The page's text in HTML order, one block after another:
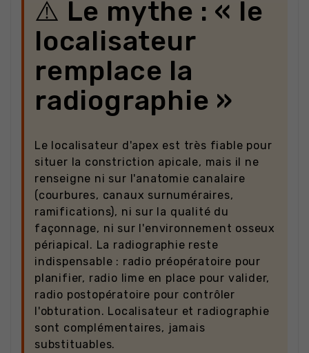
⚠️ Le mythe : « le
localisateur
remplace la
radiographie »
Le localisateur d'apex est très fiable pour
situer la constriction apicale, mais il ne
renseigne ni sur l'anatomie canalaire
(courbures, canaux surnuméraires,
ramifications), ni sur la qualité du
façonnage, ni sur l'environnement osseux
périapical. La radiographie reste
indispensable : radio préopératoire pour
planifier, radio lime en place pour valider,
radio postopératoire pour contrôler
l'obturation. Localisateur et radiographie
sont complémentaires, jamais
substituables.